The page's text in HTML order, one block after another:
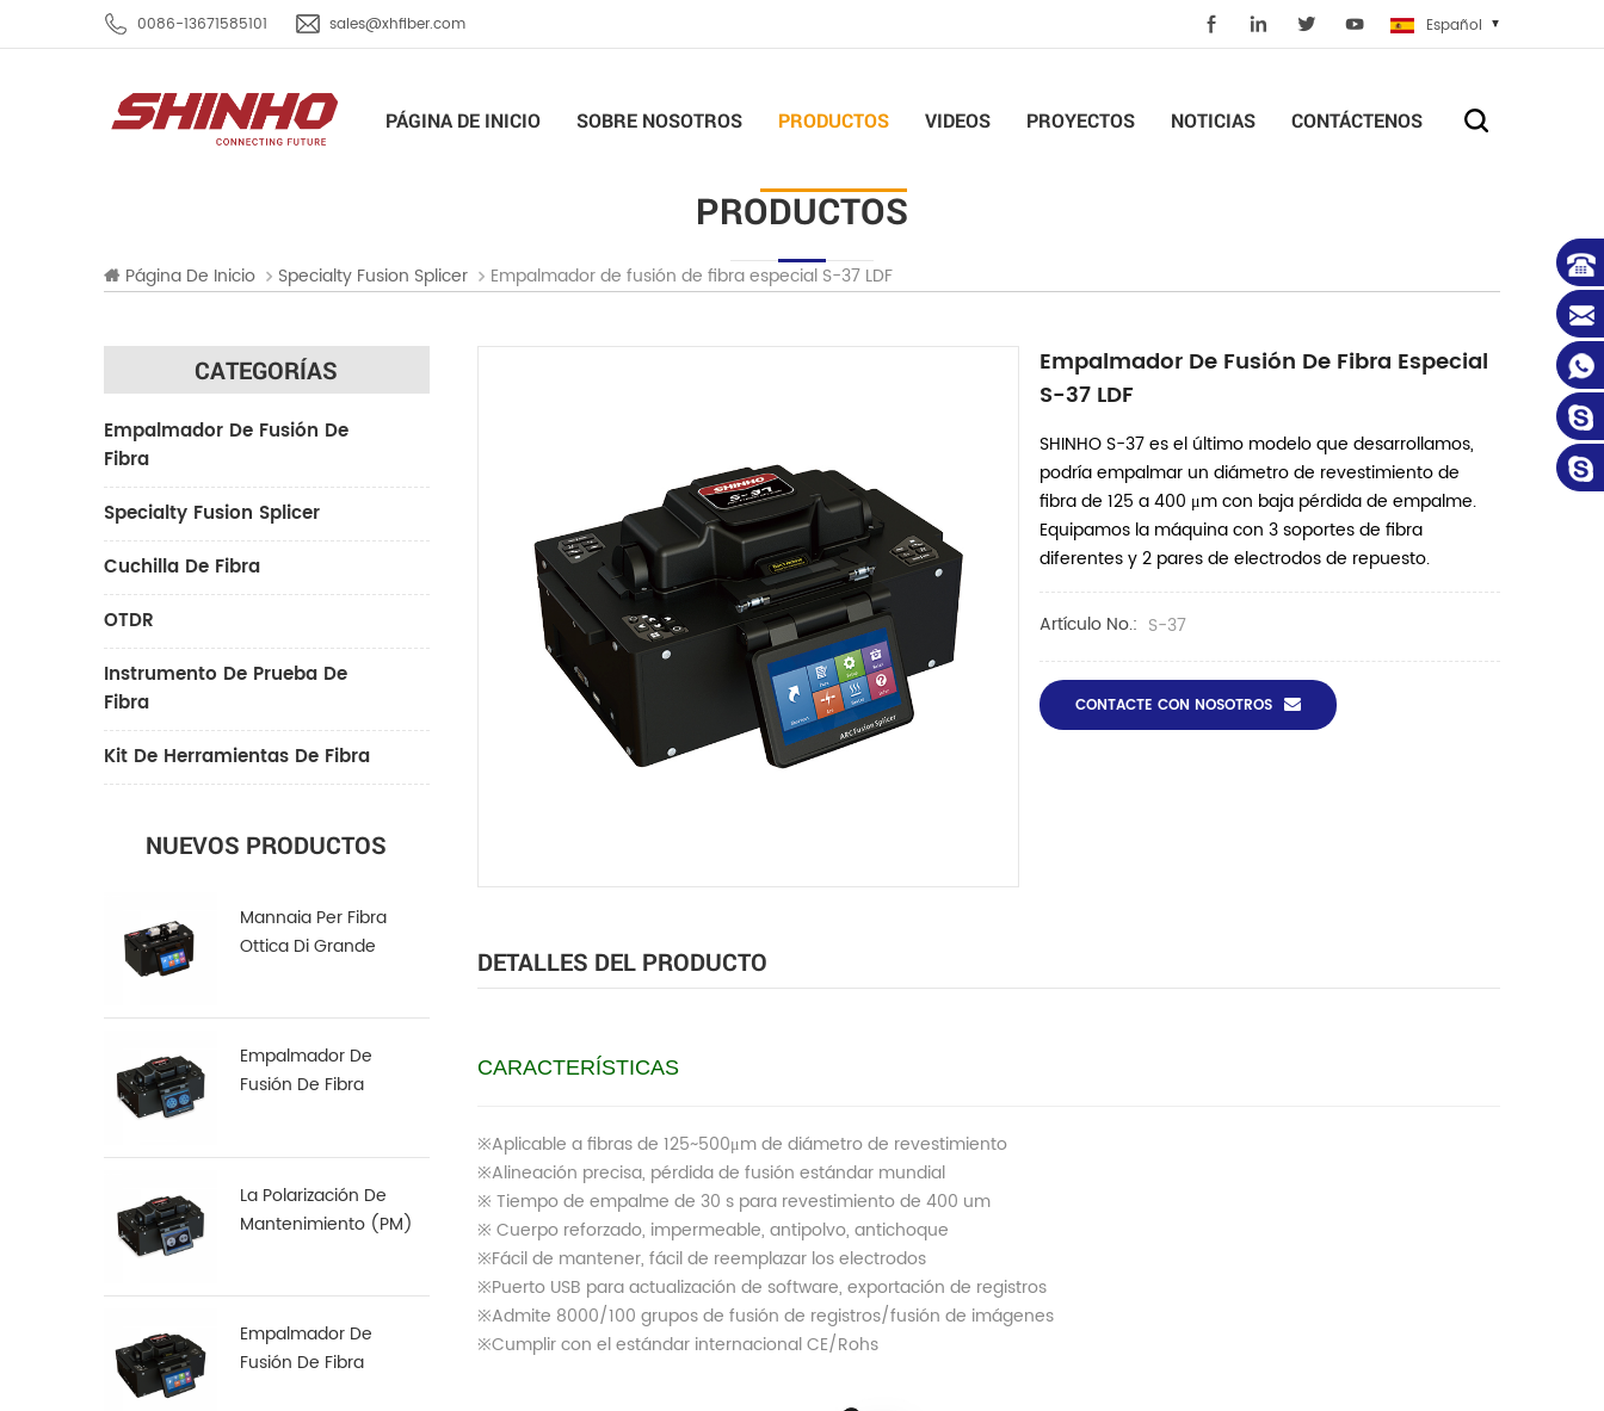
0086-13671585101 sales@xhfiber.com Español
PÁGINA DE INICIO SOBRE NOSOTROS PRODUCTOS VIDEOS PROYECTOS NOTICIAS CONTÁCTENOS
PRODUCTOS
Página De Inicio Specialty Fusion Splicer Empalmador de fusión de fibra especial S-37 LDF
CATEGORÍAS
Empalmador De Fusión De
Fibra
Specialty Fusion Splicer
Cuchilla De Fibra
OTDR
Instrumento De Prueba De
Fibra
Kit De Herramientas De Fibra
NUEVOS PRODUCTOS
Mannaia Per Fibra
Ottica Di Grande
Empalmador De
Fusión De Fibra
La Polarización De
Mantenimiento (PM)
Empalmador De
Fusión De Fibra
Empalmador De Fusión De Fibra Especial
S-37 LDF
SHINHO S-37 es el último modelo que desarrollamos,
podría empalmar un diámetro de revestimiento de
fibra de 125 a 400 μm con baja pérdida de empalme.
Equipamos la máquina con 3 soportes de fibra
diferentes y 2 pares de electrodos de repuesto.
Artículo No.: S-37
CONTACTE CON NOSOTROS
DETALLES DEL PRODUCTO
CARACTERÍSTICAS
※Aplicable a fibras de 125~500μm de diámetro de revestimiento
※Alineación precisa, pérdida de fusión estándar mundial
※ Tiempo de empalme de 30 s para revestimiento de 400 um
※ Cuerpo reforzado, impermeable, antipolvo, antichoque
※Fácil de mantener, fácil de reemplazar los electrodos
※Puerto USB para actualización de software, exportación de registros
※Admite 8000/100 grupos de fusión de registros/fusión de imágenes
※Cumplir con el estándar internacional CE/Rohs